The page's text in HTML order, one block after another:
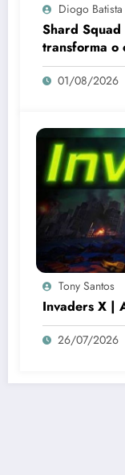
Diogo Batista
Shard
transforma o
01/08/2026
Tony Santos
Invaders X |
26/07/2026